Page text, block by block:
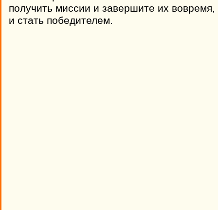
получить миссии и завершите их
и стать победителем.